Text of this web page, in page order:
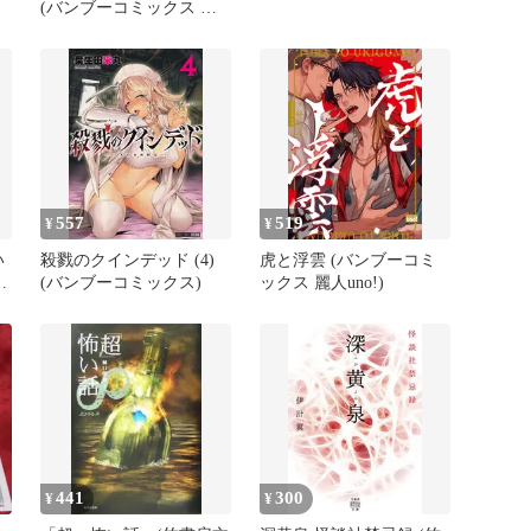
(バンブーコミックス 麗
¥557
殺戮のクインデッド (4)
(バンブーコミックス)
¥519
虎と浮雲 (バンブーコミ
ックス 麗人uno!)
¥441 ¥300